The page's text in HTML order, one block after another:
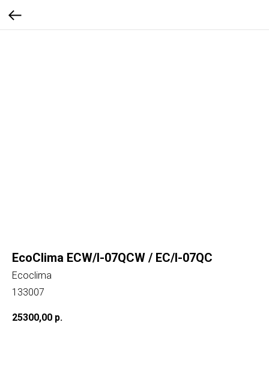
EcoClima ECW/I-07QCW / EC/I-07QC
Ecoclima
133007
25300,00 р.